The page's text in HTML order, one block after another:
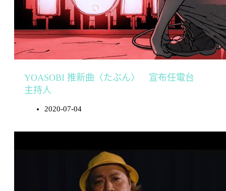
YOASOBI 推新曲〈たぶん〉 宣布任電台
主持人
2020-07-04